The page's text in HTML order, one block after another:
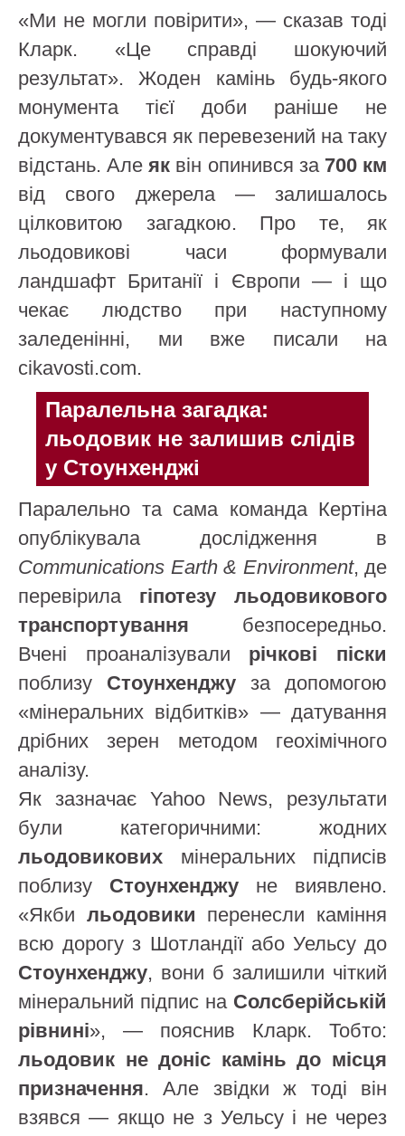
«Ми не могли повірити», — сказав тоді
Кларк. «Це справді шокуючий
результат». Жоден камінь будь-якого
монумента тієї доби раніше не
документувався як перевезений на таку
відстань. Але як він опинився за 700 км
від свого джерела — залишалось
цілковитою загадкою. Про те, як
льодовикові часи формували
ландшафт Британії і Європи — і що
чекає людство при наступному
заледенінні, ми вже писали на
cikavosti.com.
Паралельна загадка:
льодовик не залишив слідів
у Стоунхенджі
Паралельно та сама команда Кертіна
опублікувала дослідження в
Communications Earth & Environment, де
перевірила гіпотезу льодовикового
транспортування безпосередньо.
Вчені проаналізували річкові піски
поблизу Стоунхенджу за допомогою
«мінеральних відбитків» — датування
дрібних зерен методом геохімічного
аналізу.
Як зазначає Yahoo News, результати
були категоричними: жодних
льодовикових мінеральних підписів
поблизу Стоунхенджу не виявлено.
«Якби льодовики перенесли каміння
всю дорогу з Шотландії або Уельсу до
Стоунхенджу, вони б залишили чіткий
мінеральний підпис на Солсберійській
рівнині», — пояснив Кларк. Тобто:
льодовик не доніс камінь до місця
призначення. Але звідки ж тоді він
взявся — якщо не з Уельсу і не через